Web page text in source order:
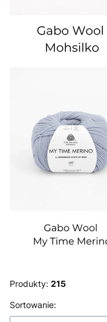
Produkty: 215
Lista produktów
Sortowanie: